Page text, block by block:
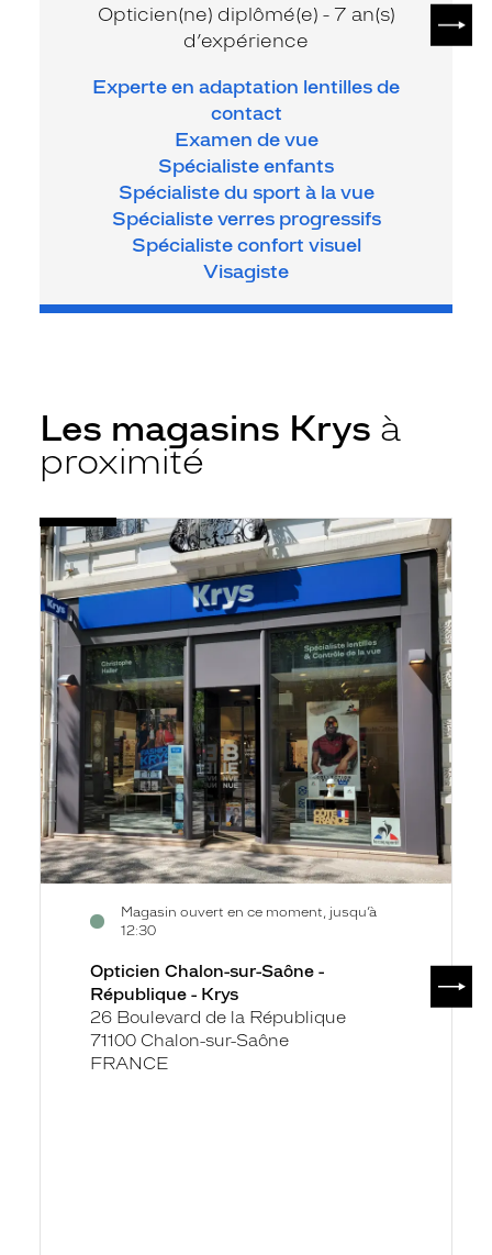
Opticien(ne) diplômé(e) - 7 an(s)
d’expérience
Experte en adaptation lentilles de
contact
Examen de vue
Spécialiste enfants
Spécialiste du sport à la vue
Spécialiste verres progressifs
Spécialiste confort visuel
Visagiste
Les magasins Krys à
proximité
Opticien
Chalon-
sur-
Saône
-
République
-
Krys
Magasin ouvert en ce moment, jusqu’à
12:30
Voir
la
fiche
Opticien Chalon-sur-Saône -
République - Krys
26 Boulevard de la République
71100 Chalon-sur-Saône
FRANCE